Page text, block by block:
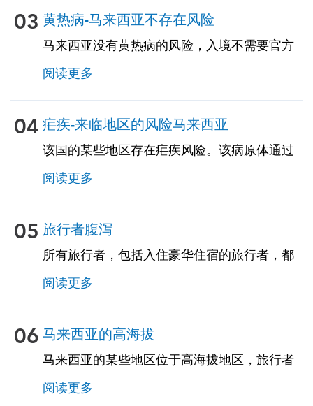
03 黄热病-马来西亚不存在风险
马来西亚没有黄热病的风险，入境不需要官方
的黄热病疫苗接种证书。但是，如果您来自存
在黄热病的国家，则可能需要疫苗接种证明。
请咨询我们的专家了解更多详情。
阅读更多
04 疟疾-来临地区的风险马来西亚
该国的某些地区存在疟疾风险。该病原体通过
特定的蚊虫叮咬传播，对于居住在疟疾风险地
区的人来说，预防至关重要，因为疟疾可能造
成严重的后果。在咨询期间，我们的 TravelVax
专家将审查您的行程，提供有关蚊虫叮咬预防
措施的信息，并在必要时开抗疟药物。
阅读更多
05 旅行者腹泻
所有旅行者，包括入住豪华住宿的旅行者，都
存在很高的风险，因为旅行者的腹泻会影响多
达50％的旅行者。建议对食物和饮料采取预防
措施。建议旅行者携带用于腹泻、恶心和呕吐
的自我治疗药物。TravelVax 可以为您提供这些
自我治疗药物，包括紧急抗生素，以防您在旅
途中遇到这些问题。
阅读更多
06 马来西亚的高海拔
马来西亚的某些地区位于高海拔地区，旅行者
可能面临高原反应的风险。我们的旅行顾问将
审查您的行程，以确定这些地区是否属于您的
阅读更多